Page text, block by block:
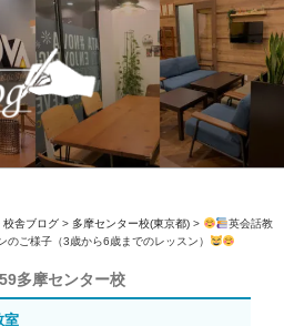
公式】スクールブロ
校舎ブログ > 多摩センター校(東京都) >
英会話教
のご様子（3歳から6歳までのレッスン）
多摩センター校
室